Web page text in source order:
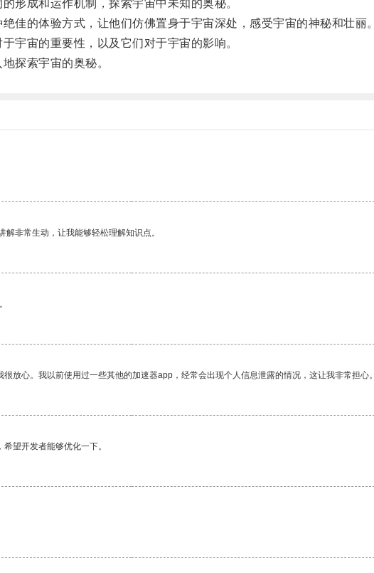
成和运作机制，探索宇宙中未知的奥秘。
的体验方式，让他们仿佛置身于宇宙深处，感受宇宙的神秘和壮丽。
宙的重要性，以及它们对于宇宙的影响。
探索宇宙的奥秘。
非常生动，让我能够轻松理解知识点。
放心。我以前使用过一些其他的加速器app，经常会出现个人信息泄露的情况，这让我非常担心。
望开发者能够优化一下。